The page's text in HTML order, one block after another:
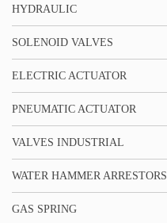
HYDRAULIC
SOLENOID VALVES
ELECTRIC ACTUATOR
PNEUMATIC ACTUATOR
VALVES INDUSTRIAL
WATER HAMMER ARRESTORS
GAS SPRING